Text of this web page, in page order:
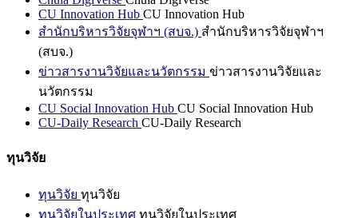
CU Innovation Hub CU Innovation Hub
สำนักบริหารวิจัยจุฬาฯ (สบจ.) สำนักบริหารวิจัยจุฬาฯ
(สบจ.)
ข่าวสารงานวิจัยและนวัตกรรม ข่าวสารงานวิจัยและ
นวัตกรรม
CU Social Innovation Hub CU Social Innovation Hub
CU-Daily Research CU-Daily Research
ทุนวิจัย
ทุนวิจัย ทุนวิจัย
ทุนวิจัยในประเทศ ทุนวิจัยในประเทศ